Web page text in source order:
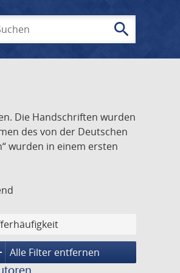
search
Die Handschriften wurden
des von der Deutschen
wurden in einem ersten
Alle Filter entfernen